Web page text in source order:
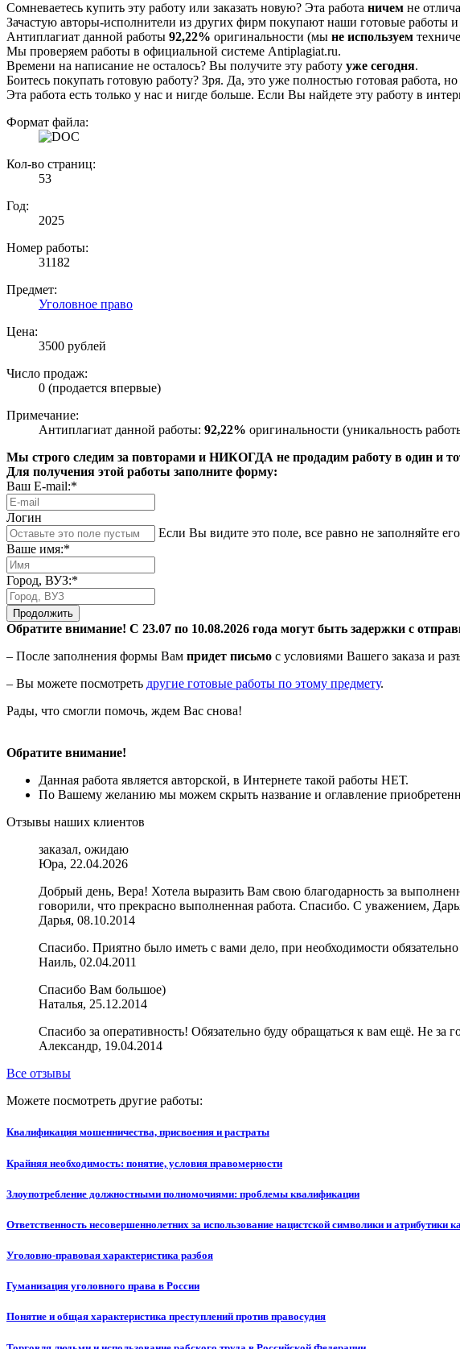
Сомневаетесь купить эту работу или заказать новую? Эта работа ничем не
Зачастую авторы-исполнители из других фирм покупают наши готовые работы
Антиплагиат данной работы 92,22% оригинальности (мы не используем
Мы проверяем работы в официальной системе Аntiplagiat.ru.
Времени на написание не осталось? Вы получите эту работу уже сегодня.
Боитесь покупать готовую работу? Зря. Да, это уже полностью готовая работа, но
Эта работа есть только у нас и нигде больше. Если Вы найдете эту работу в
Формат файла:
Кол-во страниц:
53
Год:
2025
Номер работы:
31182
Предмет:
Уголовное право
Цена:
3500 рублей
Число продаж:
0 (продается впервые)
Примечание:
Антиплагиат данной работы: 92,22% оригинальности (уникальность
Мы строго следим за повторами и НИКОГДА не продадим работу в один и
Для получения этой работы заполните форму:
Ваш E-mail:*
Логин
Если Вы видите это поле, все равно не заполняйте
Ваше имя:*
Город, ВУЗ:*
Продолжить
Обратите внимание! С 23.07 по 10.08.2026 года могут быть задержки с
– После заполнения формы Вам придет письмо с условиями Вашего заказа и
– Вы можете посмотреть другие готовые работы по этому предмету.
Рады, что смогли помочь, ждем Вас снова!
Обратите внимание!
Данная работа является авторской, в Интернете такой работы НЕТ.
По Вашему желанию мы можем скрыть название и оглавление
Отзывы наших клиентов
заказал, ожидаю
Юра, 22.04.2026
Добрый день, Вера! Хотела выразить Вам свою благодарность за
говорили, что прекрасно выполненная работа. Спасибо. С уважением,
Дарья, 08.10.2014
Спасибо. Приятно было иметь с вами дело, при необходимости
Наиль, 02.04.2011
Спасибо Вам большое)
Наталья, 25.12.2014
Спасибо за оперативность! Обязательно буду обращаться к вам ещё. Не
Александр, 19.04.2014
Все отзывы
Можете посмотреть другие работы:
Квалификация мошенничества, присвоения и растраты
Крайняя необходимость: понятие, условия правомерности
Злоупотребление должностными полномочиями: проблемы квалификации
Ответственность несовершеннолетних за использование нацистской символики и атрибутики
Уголовно-правовая характеристика разбоя
Гуманизация уголовного права в России
Понятие и общая характеристика преступлений против правосудия